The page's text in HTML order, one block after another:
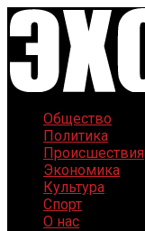
Общество
Политика
Происшествия
Экономика
Культура
Спорт
О нас